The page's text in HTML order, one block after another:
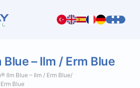
Blue– Ilm / Erm Blue
Ilm Blue – Ilm / Erm Blue/
Blue